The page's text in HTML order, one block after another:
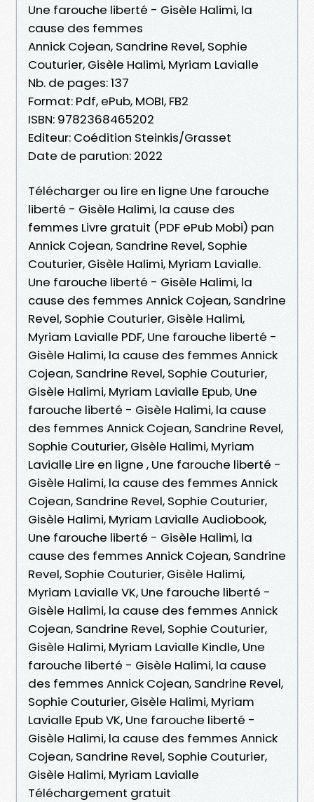
Une farouche liberté - Gisèle Halimi, la
cause des femmes
Annick Cojean, Sandrine Revel, Sophie
Couturier, Gisèle Halimi, Myriam Lavialle
Nb. de pages: 137
Format: Pdf, ePub, MOBI, FB2
ISBN: 9782368465202
Editeur: Coédition Steinkis/Grasset
Date de parution: 2022
Télécharger ou lire en ligne Une farouche
liberté - Gisèle Halimi, la cause des
femmes Livre gratuit (PDF ePub Mobi) pan
Annick Cojean, Sandrine Revel, Sophie
Couturier, Gisèle Halimi, Myriam Lavialle.
Une farouche liberté - Gisèle Halimi, la
cause des femmes Annick Cojean, Sandrine
Revel, Sophie Couturier, Gisèle Halimi,
Myriam Lavialle PDF, Une farouche liberté -
Gisèle Halimi, la cause des femmes Annick
Cojean, Sandrine Revel, Sophie Couturier,
Gisèle Halimi, Myriam Lavialle Epub, Une
farouche liberté - Gisèle Halimi, la cause
des femmes Annick Cojean, Sandrine Revel,
Sophie Couturier, Gisèle Halimi, Myriam
Lavialle Lire en ligne , Une farouche liberté -
Gisèle Halimi, la cause des femmes Annick
Cojean, Sandrine Revel, Sophie Couturier,
Gisèle Halimi, Myriam Lavialle Audiobook,
Une farouche liberté - Gisèle Halimi, la
cause des femmes Annick Cojean, Sandrine
Revel, Sophie Couturier, Gisèle Halimi,
Myriam Lavialle VK, Une farouche liberté -
Gisèle Halimi, la cause des femmes Annick
Cojean, Sandrine Revel, Sophie Couturier,
Gisèle Halimi, Myriam Lavialle Kindle, Une
farouche liberté - Gisèle Halimi, la cause
des femmes Annick Cojean, Sandrine Revel,
Sophie Couturier, Gisèle Halimi, Myriam
Lavialle Epub VK, Une farouche liberté -
Gisèle Halimi, la cause des femmes Annick
Cojean, Sandrine Revel, Sophie Couturier,
Gisèle Halimi, Myriam Lavialle
Téléchargement gratuit